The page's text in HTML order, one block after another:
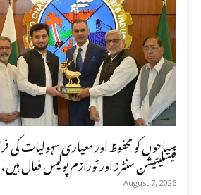
سیاحوں کو محفوظ اور معیاری سہولیات
فیسلیٹیشن سنٹرز اور ٹورازم پولیس فعال
August 7, 2026